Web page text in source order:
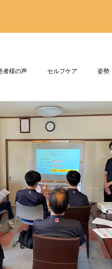
者様の声 セルフケア 姿勢